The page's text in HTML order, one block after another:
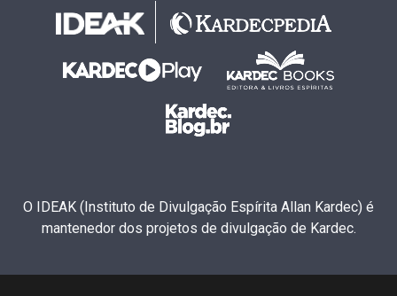
O IDEAK (Instituto de Divulgação Espírita Allan Kardec) é
mantenedor dos projetos de divulgação de Kardec.